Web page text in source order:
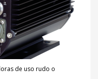
de uso rudo o